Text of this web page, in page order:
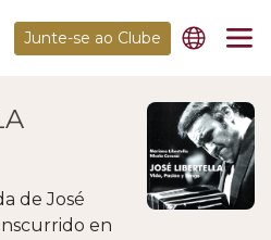
Junte-se ao Clube
de José
en